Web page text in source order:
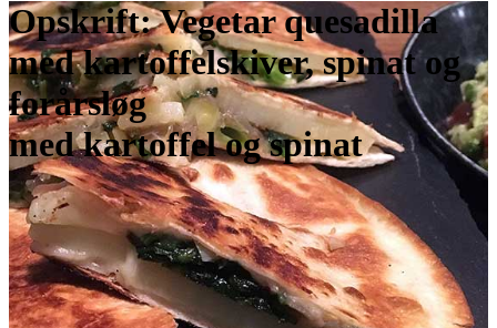
Opskrift: Vegetar quesadilla
med kartoffelskiver, spinat og
forårsløg
med kartoffel og spinat